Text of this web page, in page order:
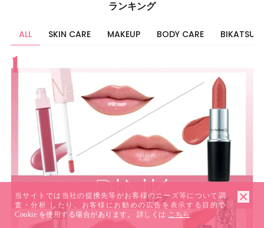
ランキング
ALL SKIN CARE MAKEUP BODY CARE BIKATSU
すべて
スキンケア
メイク
ボディケア
美活
ヘア
ライフスタイル
ビューティーズ
当サイトでは当社の提携先等がお客様のニーズ等について調
査・分析 したり、お客様にお勧めの広告を表示する目的で
Cookie を使用する場合があります。 詳しくは こちら